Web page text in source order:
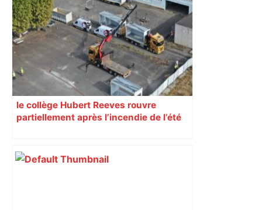
Restes, le gardien de Toulouse, après
sa sortie à Metz – L'Équipe
le collège Hubert Reeves rouvre
partiellement après l’incendie de l’été